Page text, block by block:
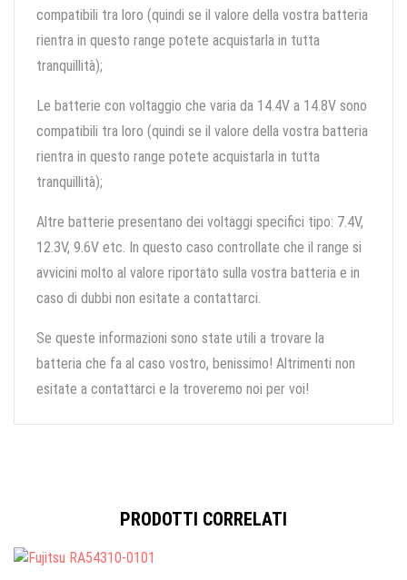
compatibili tra loro (quindi se il valore della vostra batteria
rientra in questo range potete acquistarla in tutta
tranquillità);
Le batterie con voltaggio che varia da 14.4V a 14.8V sono
compatibili tra loro (quindi se il valore della vostra batteria
rientra in questo range potete acquistarla in tutta
tranquillità);
Altre batterie presentano dei voltaggi specifici tipo: 7.4V,
12.3V, 9.6V etc. In questo caso controllate che il range si
avvicini molto al valore riportato sulla vostra batteria e in
caso di dubbi non esitate a contattarci.
Se queste informazioni sono state utili a trovare la
batteria che fa al caso vostro, benissimo! Altrimenti non
esitate a contattarci e la troveremo noi per voi!
PRODOTTI CORRELATI